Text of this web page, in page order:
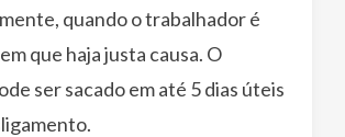
quando o trabalhador é
que haja justa causa. O
ser sacado em até 5 dias úteis